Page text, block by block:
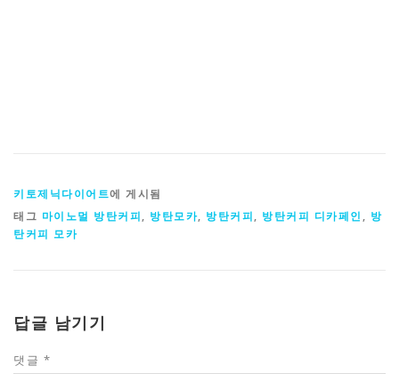
키토제닉다이어트에 게시됨
태그 마이노멀 방탄커피, 방탄모카, 방탄커피, 방탄커피 디카페인 , 방
탄커피 모카
답글 남기기
댓글 *